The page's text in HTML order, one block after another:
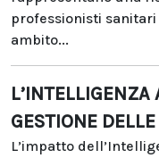
professionisti
ambito...
GESTIONE
L’impatto